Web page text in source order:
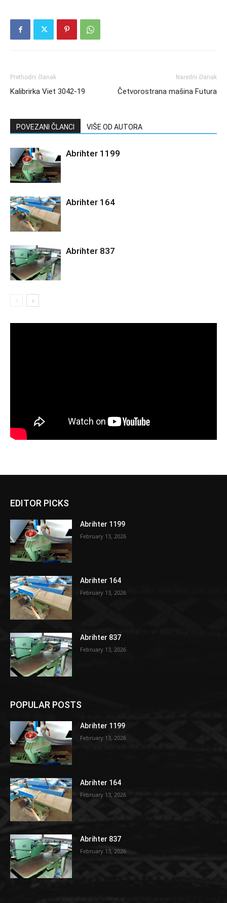
Prethodni članak
Kalibrirka Viet 3042-19
Naredni članak
Četvorostrana mašina Futura
POVEZANI ČLANCI VIŠE OD AUTORA
Abrihter 1199
Abrihter 164
Abrihter 837
EDITOR PICKS
Abrihter 1199
February 13, 2026
Abrihter 164
February 13, 2026
Abrihter 837
February 13, 2026
POPULAR POSTS
Abrihter 1199
February 13, 2026
Abrihter 164
February 13, 2026
Abrihter 837
February 13, 2026